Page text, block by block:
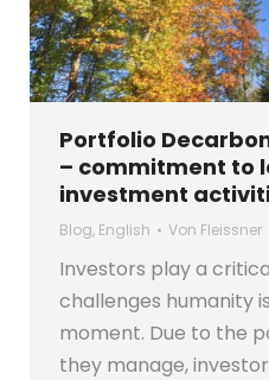
Portfolio
– commitment to
investment
Blog, English Von Fleissner
Investors play a
challenges humanity
moment. Due to the
they manage,